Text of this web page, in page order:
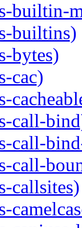
builtin-
builtins)
bytes)
cac)
call-
call-
call-
callsites)